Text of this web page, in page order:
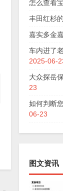
怎么查看
丰田红杉
嘉实多金
车内进了
2025-06-
大众探岳
23
如何判断
06-23
图文资讯